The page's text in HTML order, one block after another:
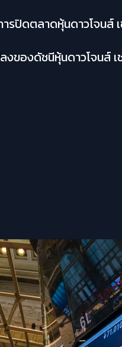
ปิดตลาดหุ้นดาวโจนส์
ของดัชนีหุ้นดาวโจนส์